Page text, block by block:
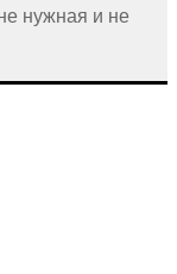
нужная и не